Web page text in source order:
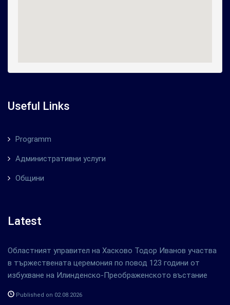
Useful Links
Programm
Административни услуги
Общини
Latest
Областният управител на Хасково Тодор Иванов участва
в тържествената церемония по повод 123 години от
избухване на Илинденско-Преображенското въстание
Published on 02.08.2026